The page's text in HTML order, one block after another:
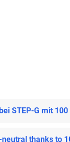
STEP-G mit
neutral thanks to